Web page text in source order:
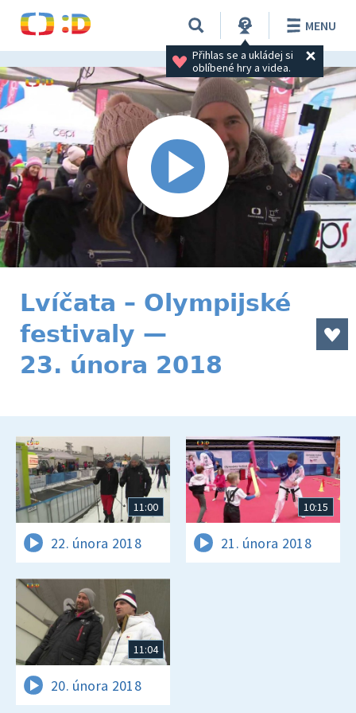
Přihlas se a ukládej si
oblíbené hry a videa.
MENU
Lvíčata – Olympijské
festivaly —
23. února 2018
11:00
22. února 2018
10:15
21. února 2018
11:04
20. února 2018